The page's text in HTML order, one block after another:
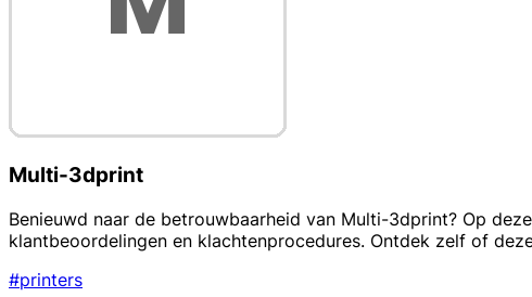
Multi-3dprint
Benieuwd naar de betrouwbaarheid van Multi-3dprint? Op
klantbeoordelingen en klachtenprocedures. Ontdek zelf of
#printers